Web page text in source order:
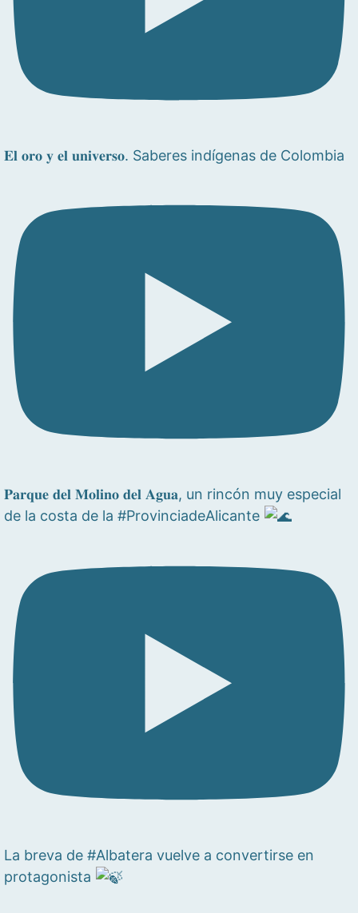
𝐄𝐥 𝐨𝐫𝐨 𝐲 𝐞𝐥 𝐮𝐧𝐢𝐯𝐞𝐫𝐬𝐨. Saberes indígenas de Colombia
𝐏𝐚𝐫𝐪𝐮𝐞 𝐝𝐞𝐥 𝐌𝐨𝐥𝐢𝐧𝐨 𝐝𝐞𝐥 𝐀𝐠𝐮𝐚, un rincón muy especial
de la costa de la #ProvinciadeAlicante
La breva de #Albatera vuelve a convertirse en
protagonista